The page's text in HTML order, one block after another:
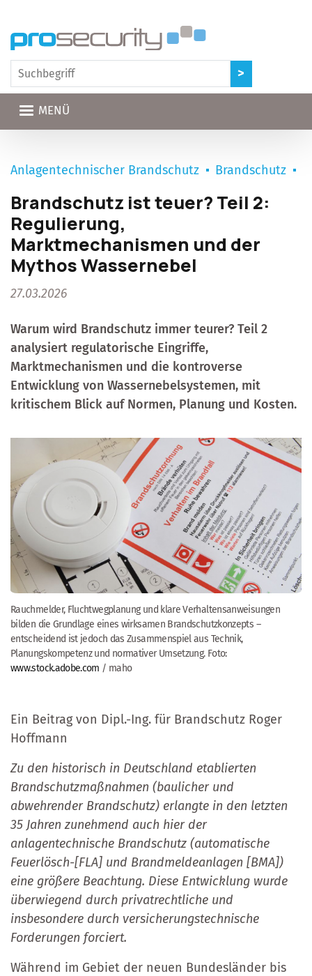
MENÜ
Anlagentechnischer Brandschutz Brandschutz
Brandschutz ist teuer? Teil 2:
Regulierung,
Marktmechanismen und der
Mythos Wassernebel
27.03.2026
Warum wird Brandschutz immer teurer? Teil 2
analysiert regulatorische Eingriffe,
Marktmechanismen und die kontroverse
Entwicklung von Wassernebelsystemen, mit
kritischem Blick auf Normen, Planung und Kosten.
Rauchmelder, Fluchtwegplanung und klare Verhaltensanweisungen
bilden die Grundlage eines wirksamen Brandschutzkonzepts –
entscheidend ist jedoch das Zusammenspiel aus Technik,
Planungskompetenz und normativer Umsetzung. Foto:
www.stock.adobe.com / maho
Ein Beitrag von Dipl.-Ing. für Brandschutz Roger
Hoffmann
Zu den historisch in Deutschland etablierten
Brandschutzmaßnahmen (baulicher und
abwehrender Brandschutz) erlangte in den letzten
35 Jahren zunehmend auch hier der
anlagentechnische Brandschutz (automatische
Feuerlösch-[FLA] und Brandmeldeanlagen [BMA])
eine größere Beachtung. Diese Entwicklung wurde
überwiegend durch privatrechtliche und
insbesondere durch versicherungstechnische
Forderungen forciert.
Während im Gebiet der neuen Bundesländer bis